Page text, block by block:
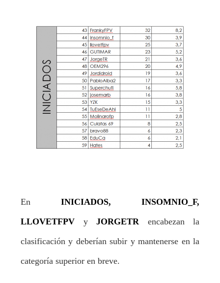
En INICIADOS, INSOMNIO_F,
LLOVETFPV y JORGETRencabezan la
clasificación y deberían subir y mantenerse en la
categoría superior en breve.